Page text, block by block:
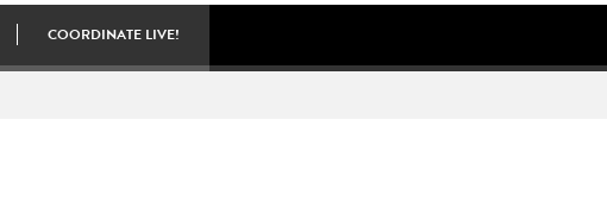
COORDINATE LIVE!